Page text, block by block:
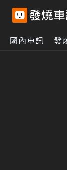
國內車訊 發